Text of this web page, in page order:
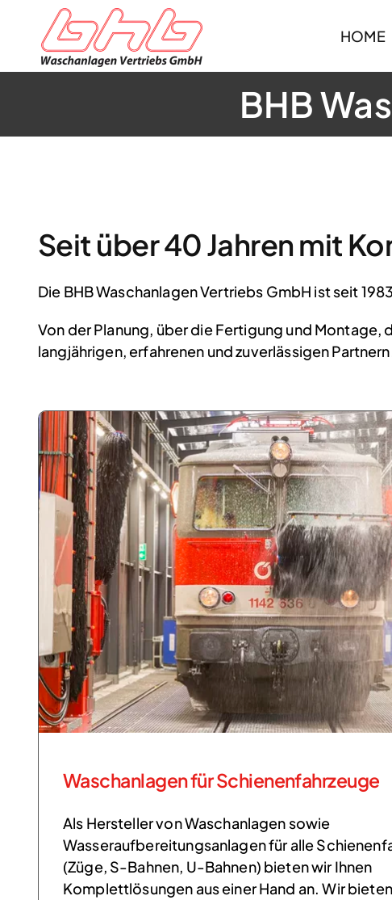
springen
HOME
BHB
Seit über 40 Jahren mit
Die BHB Waschanlagen Vertriebs GmbH ist seit
Von der Planung, über die Fertigung und
langjährigen, erfahrenen und zuverlässigen
Waschanlagen für Schienenfahrzeuge
Als Hersteller von Waschanlagen sowie
Wasseraufbereitungsanlagen für alle
(Züge, S-Bahnen, U-Bahnen) bieten wir Ihnen
Komplettlösungen aus einer Hand an. Wir